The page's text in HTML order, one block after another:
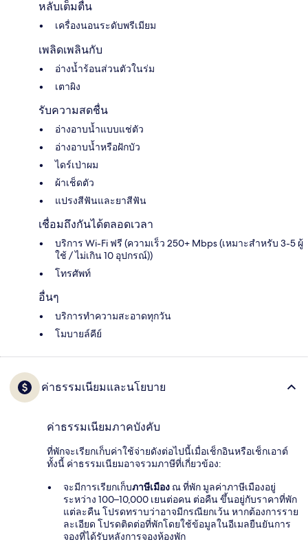
หลับเต็มตื่น
เครื่องนอนระดับพรีเมียม
เพลิดเพลินกับ
อ่างน้ำร้อนส่วนตัวในร่ม
เตาผิง
รับความสดชื่น
อ่างอาบน้ำแบบแช่ตัว
อ่างอาบน้ำหรือฝักบัว
ไดร์เป่าผม
ผ้าเช็ดตัว
แปรงสีฟันและยาสีฟัน
เชื่อมถึงกันได้ตลอดเวลา
บริการ Wi-Fi ฟรี (ความเร็ว 250+ Mbps (เหมาะสำหรับ 3-5 ผู้
ใช้ / ไม่เกิน 10 อุปกรณ์))
โทรศัพท์
อื่นๆ
บริการทำความสะอาดทุกวัน
โมบายล์คีย์
ค่าธรรมเนียมและนโยบาย
ค่าธรรมเนียมภาคบังคับ
ที่พักจะเรียกเก็บค่าใช้จ่ายดังต่อไปนี้เมื่อเช็กอินหรือเช็กเอาต์
ทั้งนี้ ค่าธรรมเนียมอาจรวมภาษีที่เกี่ยวข้อง:
จะมีการเรียกเก็บภาษีเมือง ณ ที่พัก มูลค่าภาษีเมืองอยู่
ระหว่าง 100–10,000 เยนต่อคน ต่อคืน ขึ้นอยู่กับราคาที่พัก
แต่ละคืน โปรดทราบว่าอาจมีกรณียกเว้น หากต้องการราย
ละเอียด โปรดติดต่อที่พักโดยใช้ข้อมูลในอีเมลยืนยันการ
จองที่ได้รับหลังการจองห้องพัก